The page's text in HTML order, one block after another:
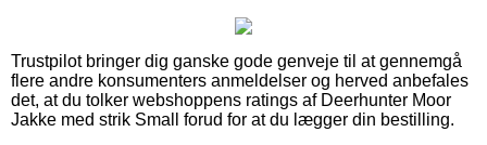
Trustpilot bringer dig ganske gode genveje til at gennemgå
flere andre konsumenters anmeldelser og herved anbefales
det, at du tolker webshoppens ratings af Deerhunter Moor
Jakke med strik Small forud for at du lægger din bestilling.